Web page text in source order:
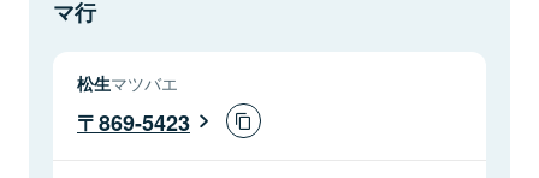
マ行
松生マツバエ
869-5423